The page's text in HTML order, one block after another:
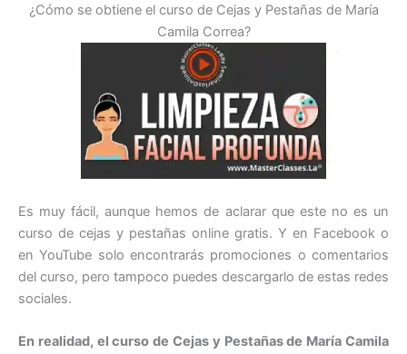
¿Cómo se obtiene el curso de Cejas y Pestañas de María
Camila Correa?
Es muy fácil, aunque hemos de aclarar que este no es un
curso de cejas y pestañas online gratis. Y en Facebook o
en YouTube solo encontrarás promociones o comentarios
del curso, pero tampoco puedes descargarlo de estas redes
sociales.
En realidad, el curso de Cejas y Pestañas de María Camila